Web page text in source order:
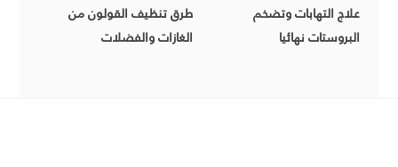
طرق تنظيف القولون من
الغازات والفضلات
علاج التهابات وتضخم
البروستات نهائيا